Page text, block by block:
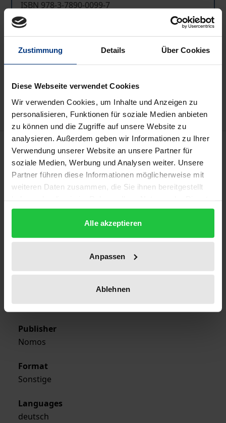
Zustimmung Details Über Cookies
Diese Webseite verwendet Cookies
Wir verwenden Cookies, um Inhalte und Anzeigen zu
personalisieren, Funktionen für soziale Medien anbieten
zu können und die Zugriffe auf unsere Website zu
analysieren. Außerdem geben wir Informationen zu Ihrer
Verwendung unserer Website an unsere Partner für
soziale Medien, Werbung und Analysen weiter. Unsere
Partner führen diese Informationen möglicherweise mit
weiteren Daten zusammen, die Sie ihnen bereitgestellt
gesammelt haben.
Alle akzeptieren
Anpassen
Ablehnen
ISBN 978-3-7890-0099-7
Not available
Add to Cart
Add to Wish List
Bibliographical data
Edition
1
1974
Publisher
Nomos
Format
Sonstige
Languages
deutsch